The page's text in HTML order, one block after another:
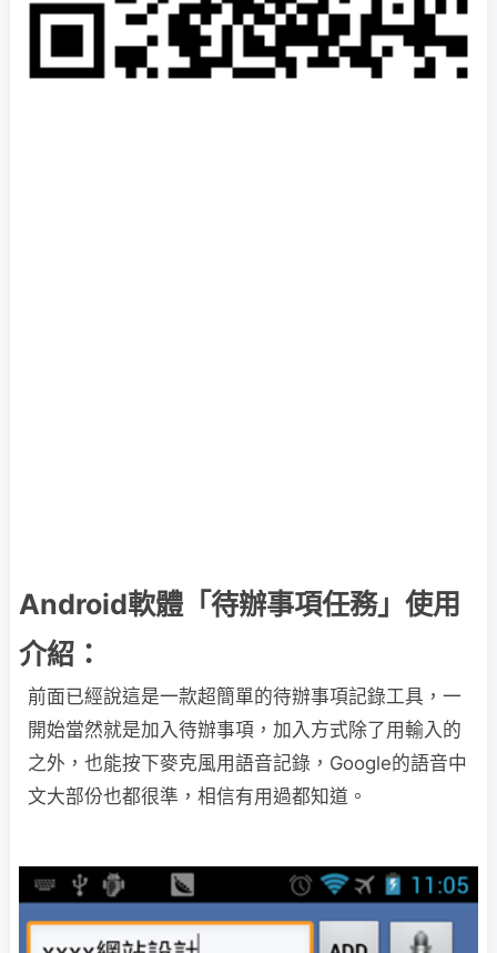
Android軟體「待辦事項任務」使用
介紹：
前面已經說這是一款超簡單的待辦事項記錄工具，一
開始當然就是加入待辦事項，加入方式除了用輸入的
之外，也能按下麥克風用語音記錄，Google的語音中
文大部份也都很準，相信有用過都知道。